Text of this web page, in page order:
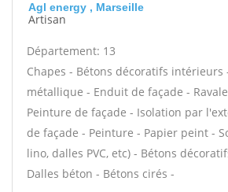
Agl energy , Marseille
Artisan
Département: 13
Chapes - Bétons décoratifs intérieurs
métallique - Enduit de façade -
Peinture de façade - Isolation par
de façade - Peinture - Papier peint -
lino, dalles PVC, etc) - Bétons
Dalles béton - Bétons cirés -